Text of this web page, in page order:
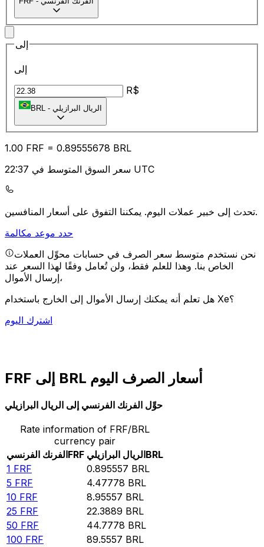
إلى
إلى
R$
BRL - الريال البرازيلي
1.00 FRF = 0.89555678 BRL
سعر السوق المتوسط في 22:37 UTC
تحدث إلى خبير عملات اليوم.يمكننا التفوق على أسعار المنافسين.
حدد موعد مكالمة
نحن نستخدم متوسط سعر الصرف في حسابات محوِّل العملات
الخاص بنا. وهذا للعلم فقط، ولن تُعامل وفقًا لهذا السعر عند
إرسال الأموال،
هل تعلم أنه يمكنك إرسال الأموال إلى الخارج باستخدام Xe؟
اشترك اليوم
FRF إلى BRL أسعار الصرف اليوم
حوِّل الفرنك الفرنسي إلى الريال البرازيلي
Rate information of FRF/BRL
currency pair
الفرنك الفرنسيFRF الريال البرازيليBRL
1 FRF 0.895557 BRL
5 FRF 4.47778 BRL
10 FRF 8.95557 BRL
25 FRF 22.3889 BRL
50 FRF 44.7778 BRL
100 FRF 89.5557 BRL